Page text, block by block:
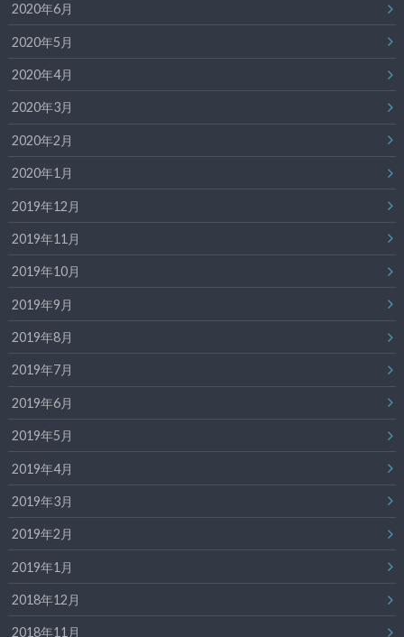
2020年6月
2020年5月
2020年4月
2020年3月
2020年2月
2020年1月
2019年12月
2019年11月
2019年10月
2019年9月
2019年8月
2019年7月
2019年6月
2019年5月
2019年4月
2019年3月
2019年2月
2019年1月
2018年12月
2018年11月